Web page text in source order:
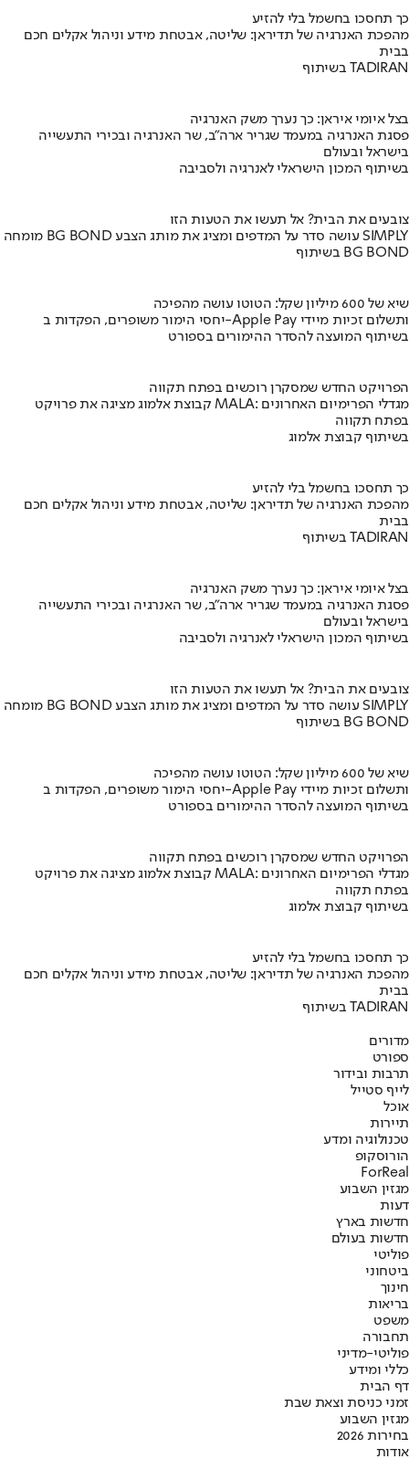
כך תחסכו בחשמל בלי להזיע
מהפכת האנרגיה של תדיראן: שליטה, אבטחת מידע וניהול אקלים חכם
בבית
בשיתוף TADIRAN
בצל איומי איראן: כך נערך משק האנרגיה
פסגת האנרגיה במעמד שגריר ארה"ב, שר האנרגיה ובכירי התעשייה
בישראל ובעולם
בשיתוף המכון הישראלי לאנרגיה ולסביבה
צובעים את הבית? אל תעשו את הטעות הזו
מומחה BG BOND עושה סדר על המדפים ומציג את מותג הצבע SIMPLY
בשיתוף BG BOND
שיא של 600 מיליון שקל: הטוטו עושה מהפיכה
יחסי הימור משופרים, הפקדות ב-Apple Pay ותשלום זכיות מיידי
בשיתוף המועצה להסדר ההימורים בספורט
הפרויקט החדש שמסקרן רוכשים בפתח תקווה
קבוצת אלמוג מציגה את פרויקט MALA: מגדלי הפרימיום האחרונים
בפתח תקווה
בשיתוף קבוצת אלמוג
כך תחסכו בחשמל בלי להזיע
מהפכת האנרגיה של תדיראן: שליטה, אבטחת מידע וניהול אקלים חכם
בבית
בשיתוף TADIRAN
בצל איומי איראן: כך נערך משק האנרגיה
פסגת האנרגיה במעמד שגריר ארה"ב, שר האנרגיה ובכירי התעשייה
בישראל ובעולם
בשיתוף המכון הישראלי לאנרגיה ולסביבה
צובעים את הבית? אל תעשו את הטעות הזו
מומחה BG BOND עושה סדר על המדפים ומציג את מותג הצבע SIMPLY
בשיתוף BG BOND
שיא של 600 מיליון שקל: הטוטו עושה מהפיכה
יחסי הימור משופרים, הפקדות ב-Apple Pay ותשלום זכיות מיידי
בשיתוף המועצה להסדר ההימורים בספורט
הפרויקט החדש שמסקרן רוכשים בפתח תקווה
קבוצת אלמוג מציגה את פרויקט MALA: מגדלי הפרימיום האחרונים
בפתח תקווה
בשיתוף קבוצת אלמוג
כך תחסכו בחשמל בלי להזיע
מהפכת האנרגיה של תדיראן: שליטה, אבטחת מידע וניהול אקלים חכם
בבית
בשיתוף TADIRAN
מדורים
ספורט
תרבות ובידור
לייף סטייל
אוכל
תיירות
טכנולוגיה ומדע
הורוסקופ
ForReal
מגזין השבוע
דעות
חדשות בארץ
חדשות בעולם
פוליטי
ביטחוני
חינוך
בריאות
משפט
תחבורה
פוליטי-מדיני
כללי ומידע
דף הבית
זמני כניסת וצאת שבת
מגזין השבוע
בחירות 2026
אודות